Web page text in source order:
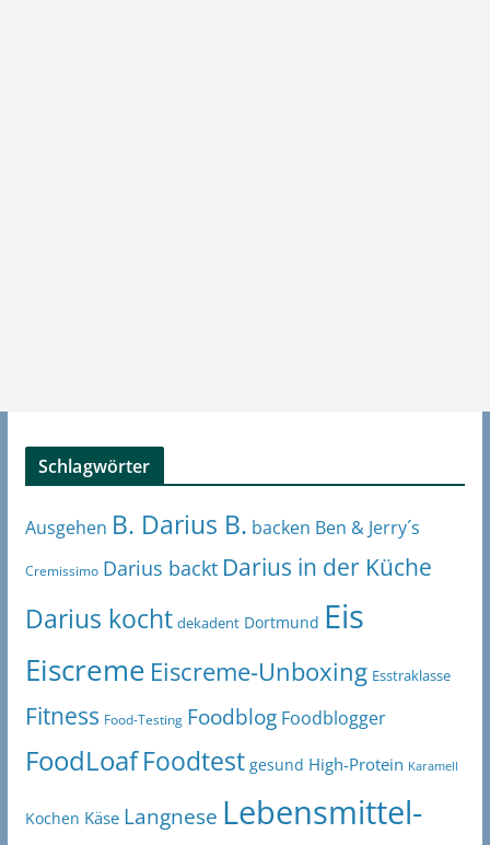
Schlagwörter
Ausgehen B. Darius B. backen Ben & Jerry´s
Cremissimo Darius backt Darius in der Küche
Darius kocht dekadent Dortmund Eis
Eiscreme Eiscreme-Unboxing Esstraklasse
Fitness Food-Testing Foodblog Foodblogger
FoodLoaf Foodtest gesund High-Protein Karamell
Kochen Käse Langnese Lebensmittel-